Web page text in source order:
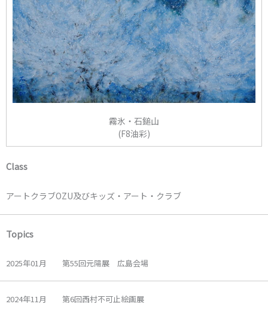
霧氷・石鎚山
(F8油彩)
Class
アートクラブOZU及びキッズ・アート・クラブ
Topics
2025年01月 第55回元陽展 広島会場
2024年11月 第6回西村不可止絵画展